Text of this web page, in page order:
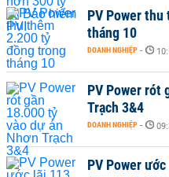
PV Power
tháng 10
DOANH NGHIỆP -
PV Power rót
Trạch 3&4
DOANH NGHIỆP -
PV Power